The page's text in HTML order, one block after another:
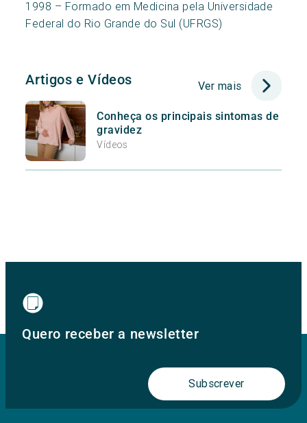
1998 – Formado em Medicina pela Universidade
Federal do Rio Grande do Sul (UFRGS)
Artigos e Vídeos Ver mais
Conheça os principais sintomas de
gravidez
Vídeos
Quero receber a newsletter
Subscrever